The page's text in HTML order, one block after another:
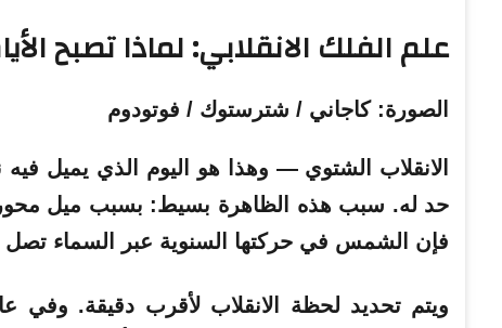
علم الفلك الانقلابي: لماذا تصبح
الصورة: كاجاني / شترستوك / فوتودوم
الانقلاب الشتوي— وهذا هو اليوم الذي يميل
فإن الشمس في حركتها السنوية عبر السماء تصل